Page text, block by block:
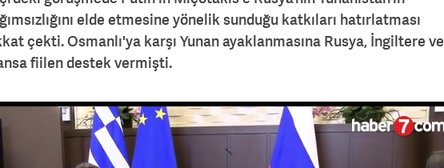
elde etmesine yönelik sunduğu katkıları hatırlatması
çekti. Osmanlı'ya karşı Yunan ayaklanmasına Rusya, İngiltere ve
fiilen destek vermişti.